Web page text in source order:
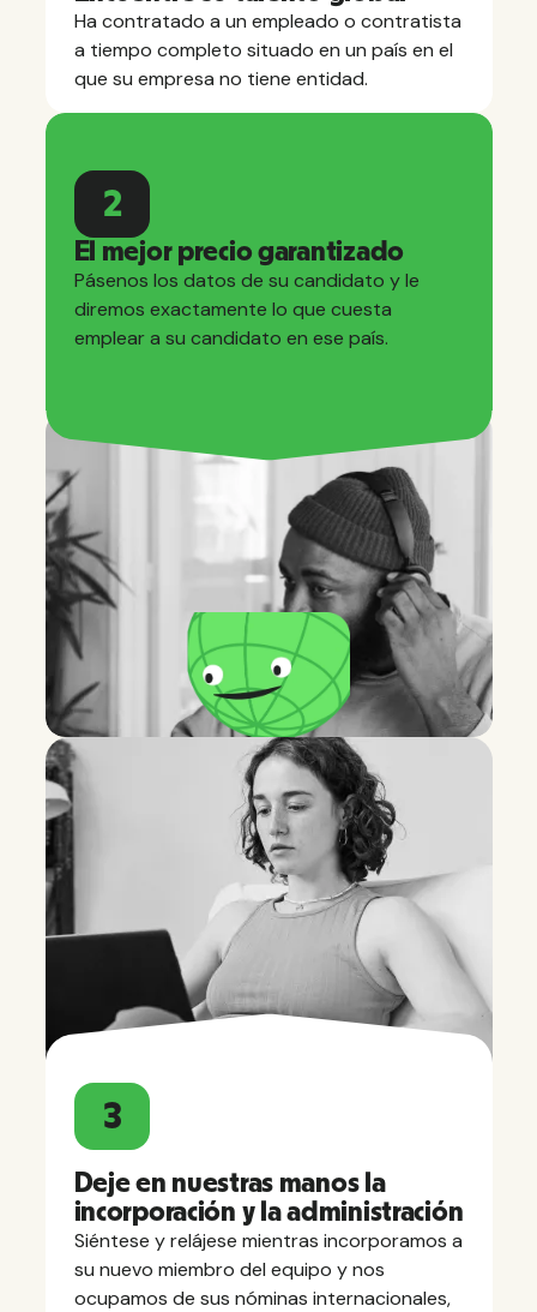
Ha contratado a un empleado o contratista
a tiempo completo situado en un país en el
que su empresa no tiene entidad.
2
El mejor precio garantizado
Pásenos los datos de su candidato y le
diremos exactamente lo que cuesta
emplear a su candidato en ese país.
3
Deje en nuestras manos la
incorporación y la administración
Siéntese y relájese mientras incorporamos a
su nuevo miembro del equipo y nos
ocupamos de sus nóminas internacionales,